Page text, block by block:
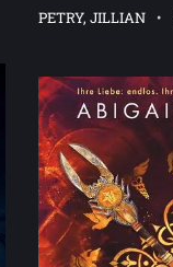
PETRY, JILLIAN